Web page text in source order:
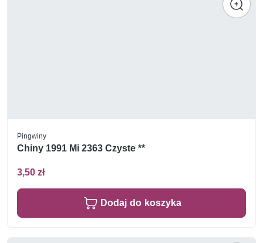
Pingwiny
Chiny 1991 Mi 2363 Czyste **
3,50 zł
Dodaj do koszyka